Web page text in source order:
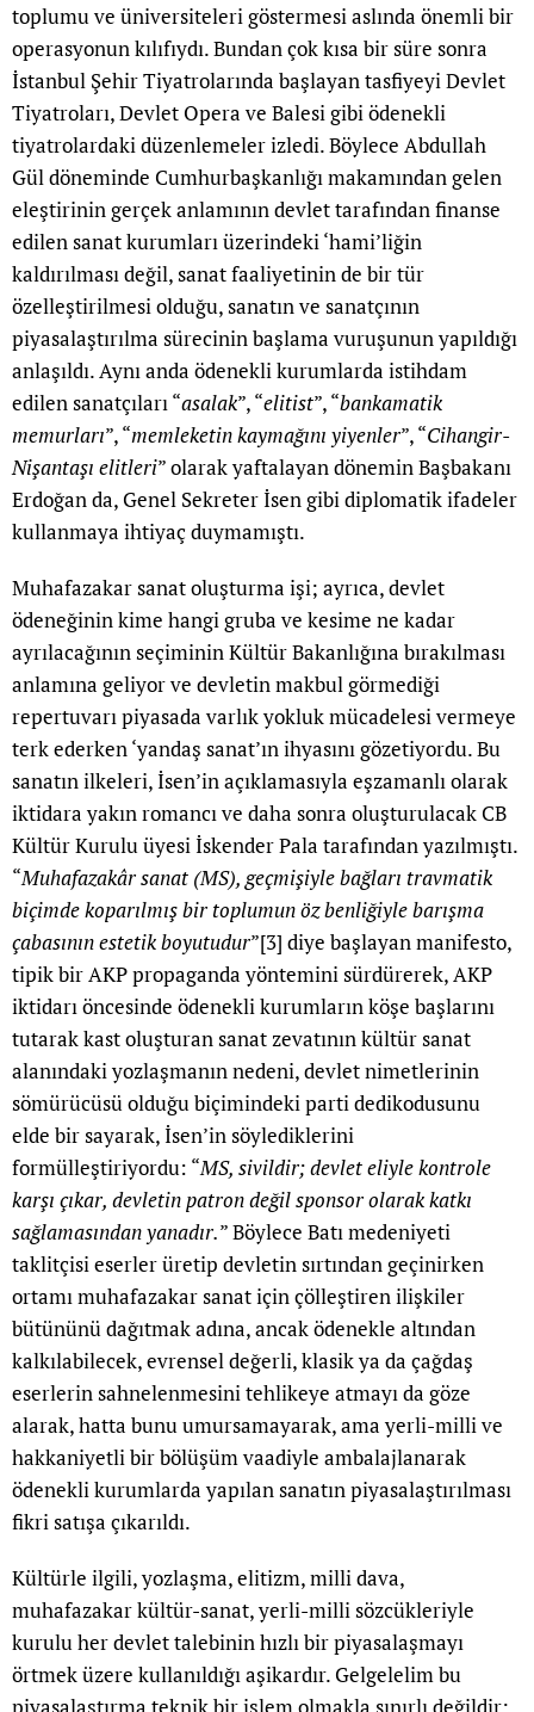
toplumu ve üniversiteleri göstermesi aslında önemli bir
operasyonun kılıfıydı. Bundan çok kısa bir süre sonra
İstanbul Şehir Tiyatrolarında başlayan tasfiyeyi Devlet
Tiyatroları, Devlet Opera ve Balesi gibi ödenekli
tiyatrolardaki düzenlemeler izledi. Böylece Abdullah
Gül döneminde Cumhurbaşkanlığı makamından gelen
eleştirinin gerçek anlamının devlet tarafından finanse
edilen sanat kurumları üzerindeki ‘hami’liğin
kaldırılması değil, sanat faaliyetinin de bir tür
özelleştirilmesi olduğu, sanatın ve sanatçının
piyasalaştırılma sürecinin başlama vuruşunun yapıldığı
anlaşıldı. Aynı anda ödenekli kurumlarda istihdam
edilen sanatçıları “asalak”, “elitist”, “bankamatik
memurları”, “memleketin kaymağını yiyenler”, “Cihangir-
Nişantaşı elitleri” olarak yaftalayan dönemin Başbakanı
Erdoğan da, Genel Sekreter İsen gibi diplomatik ifadeler
kullanmaya ihtiyaç duymamıştı.
Muhafazakar sanat oluşturma işi; ayrıca, devlet
ödeneğinin kime hangi gruba ve kesime ne kadar
ayrılacağının seçiminin Kültür Bakanlığına bırakılması
anlamına geliyor ve devletin makbul görmediği
repertuvarı piyasada varlık yokluk mücadelesi vermeye
terk ederken ‘yandaş sanat’ın ihyasını gözetiyordu. Bu
sanatın ilkeleri, İsen’in açıklamasıyla eşzamanlı olarak
iktidara yakın romancı ve daha sonra oluşturulacak CB
Kültür Kurulu üyesi İskender Pala tarafından yazılmıştı.
“Muhafazakâr sanat (MS), geçmişiyle bağları travmatik
biçimde koparılmış bir toplumun öz benliğiyle barışma
çabasının estetik boyutudur”[3] diye başlayan manifesto,
tipik bir AKP propaganda yöntemini sürdürerek, AKP
iktidarı öncesinde ödenekli kurumların köşe başlarını
tutarak kast oluşturan sanat zevatının kültür sanat
alanındaki yozlaşmanın nedeni, devlet nimetlerinin
sömürücüsü olduğu biçimindeki parti dedikodusunu
elde bir sayarak, İsen’in söylediklerini
formülleştiriyordu: “MS, sivildir; devlet eliyle kontrole
karşı çıkar, devletin patron değil sponsor olarak katkı
sağlamasından yanadır.” Böylece Batı medeniyeti
taklitçisi eserler üretip devletin sırtından geçinirken
ortamı muhafazakar sanat için çölleştiren ilişkiler
bütününü dağıtmak adına, ancak ödenekle altından
kalkılabilecek, evrensel değerli, klasik ya da çağdaş
eserlerin sahnelenmesini tehlikeye atmayı da göze
alarak, hatta bunu umursamayarak, ama yerli-milli ve
hakkaniyetli bir bölüşüm vaadiyle ambalajlanarak
ödenekli kurumlarda yapılan sanatın piyasalaştırılması
fikri satışa çıkarıldı.
Kültürle ilgili, yozlaşma, elitizm, milli dava,
muhafazakar kültür-sanat, yerli-milli sözcükleriyle
kurulu her devlet talebinin hızlı bir piyasalaşmayı
örtmek üzere kullanıldığı aşikardır. Gelgelelim bu